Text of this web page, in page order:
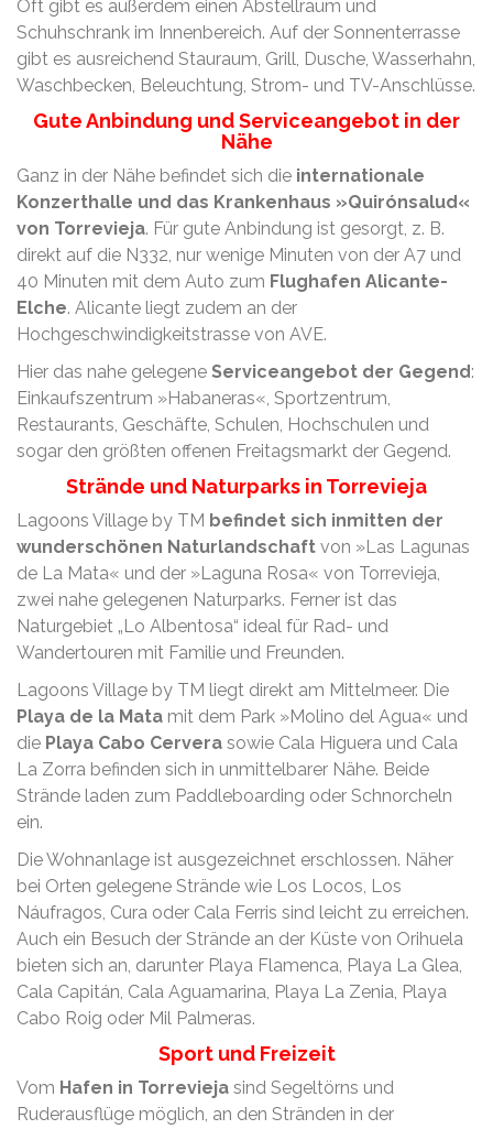
Oft gibt es außerdem einen Abstellraum und
Schuhschrank im Innenbereich. Auf der Sonnenterrasse
gibt es ausreichend Stauraum, Grill, Dusche, Wasserhahn,
Waschbecken, Beleuchtung, Strom- und TV-Anschlüsse.
Gute Anbindung und Serviceangebot in der
Nähe
Ganz in der Nähe befindet sich die internationale
Konzerthalle und das Krankenhaus »Quirónsalud«
von Torrevieja. Für gute Anbindung ist gesorgt, z. B.
direkt auf die N332, nur wenige Minuten von der A7 und
40 Minuten mit dem Auto zum Flughafen Alicante-
Elche. Alicante liegt zudem an der
Hochgeschwindigkeitstrasse von AVE.
Hier das nahe gelegene Serviceangebot der Gegend:
Einkaufszentrum »Habaneras«, Sportzentrum,
Restaurants, Geschäfte, Schulen, Hochschulen und
sogar den größten offenen Freitagsmarkt der Gegend.
Strände und Naturparks in Torrevieja
Lagoons Village by TM befindet sich inmitten der
wunderschönen Naturlandschaft von »Las Lagunas
de La Mata« und der »Laguna Rosa« von Torrevieja,
zwei nahe gelegenen Naturparks. Ferner ist das
Naturgebiet „Lo Albentosa“ ideal für Rad- und
Wandertouren mit Familie und Freunden.
Lagoons Village by TM liegt direkt am Mittelmeer. Die
Playa de la Mata mit dem Park »Molino del Agua« und
die Playa Cabo Cervera sowie Cala Higuera und Cala
La Zorra befinden sich in unmittelbarer Nähe. Beide
Strände laden zum Paddleboarding oder Schnorcheln
ein.
Die Wohnanlage ist ausgezeichnet erschlossen. Näher
bei Orten gelegene Strände wie Los Locos, Los
Náufragos, Cura oder Cala Ferris sind leicht zu erreichen.
Auch ein Besuch der Strände an der Küste von Orihuela
bieten sich an, darunter Playa Flamenca, Playa La Glea,
Cala Capitán, Cala Aguamarina, Playa La Zenia, Playa
Cabo Roig oder Mil Palmeras.
Sport und Freizeit
Vom Hafen in Torrevieja sind Segeltörns und
Ruderausflüge möglich, an den Stränden in der